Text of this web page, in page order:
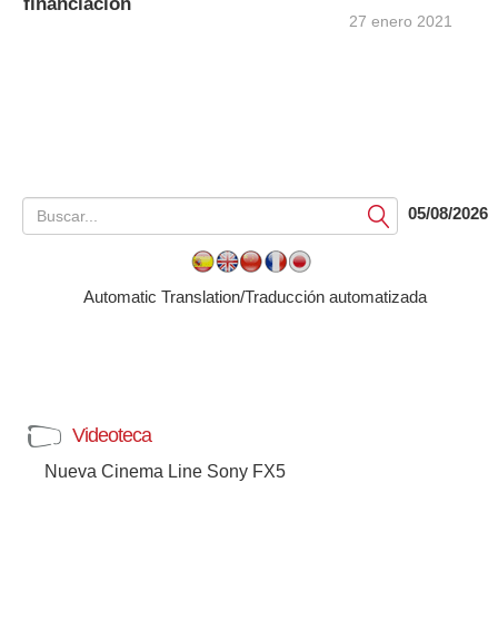
27 enero 2021
Submit05/08/2026
Automatic Translation/Traducción automatizada
Videoteca
Nueva Cinema Line Sony FX5